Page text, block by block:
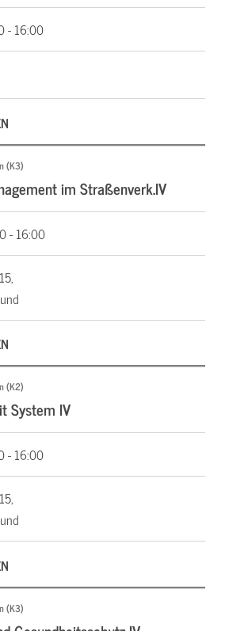
- 16:00
(K3)
im Straßenverk.IV
- 16:00
(K2)
System IV
- 16:00
(K3)